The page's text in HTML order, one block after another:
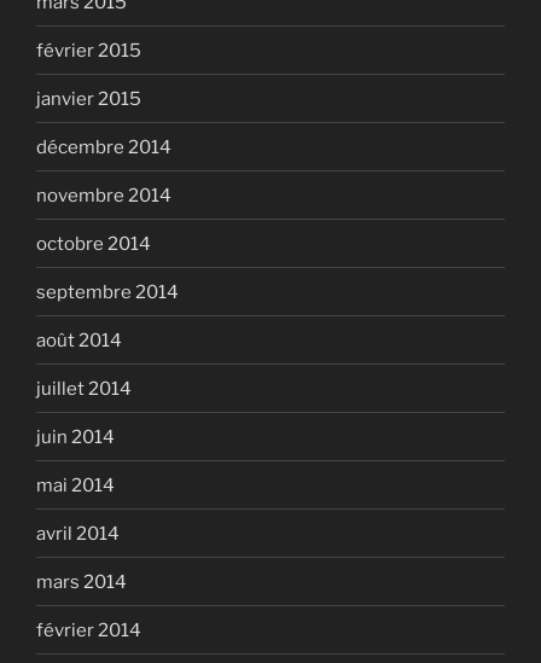
février 2015
janvier 2015
décembre 2014
novembre 2014
octobre 2014
septembre 2014
août 2014
juillet 2014
juin 2014
mai 2014
avril 2014
mars 2014
février 2014